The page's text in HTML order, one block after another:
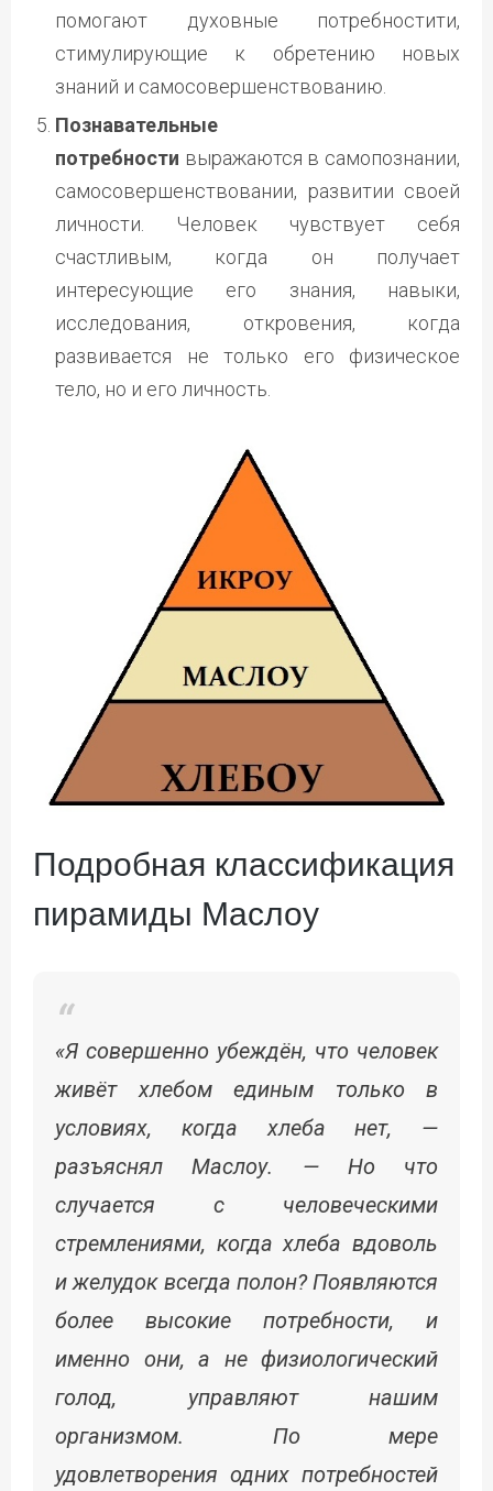
помогают духовные потребностити,
стимулирующие к обретению новых
знаний и самосовершенствованию.
Познавательные
потребности выражаются в самопознании,
самосовершенствовании, развитии своей
личности. Человек чувствует себя
счастливым, когда он получает
интересующие его знания, навыки,
исследования, откровения, когда
развивается не только его физическое
тело, но и его личность.
Подробная классификация
пирамиды Маслоу
«Я совершенно убеждён, что человек
живёт хлебом единым только в
условиях, когда хлеба нет, —
разъяснял Маслоу. — Но что
случается с человеческими
стремлениями, когда хлеба вдоволь
и желудок всегда полон? Появляются
более высокие потребности, и
именно они, а не физиологический
голод, управляют нашим
организмом. По мере
удовлетворения одних потребностей